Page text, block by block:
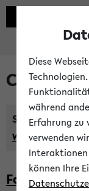
Courses
Semester:
WiSe 2026/2027
Faculty of
Diese
während
Erfahrung zu
verwenden
Interaktionen
können Ihre